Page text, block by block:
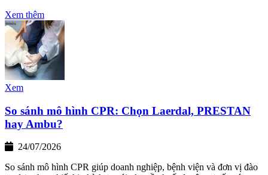
Xem thêm
Xem
So sánh mô hình CPR: Chọn Laerdal, PRESTAN
hay Ambu?
24/07/2026
So sánh mô hình CPR giúp doanh nghiệp, bệnh viện và đơn vị đào